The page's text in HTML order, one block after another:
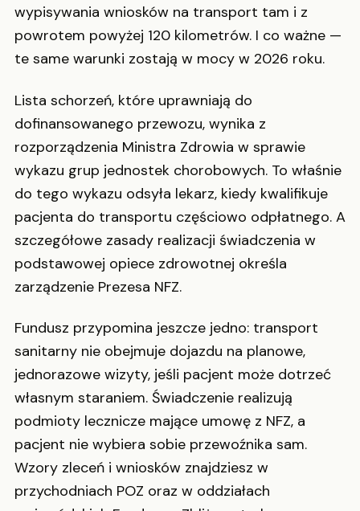
wypisywania wniosków na transport tam i z
powrotem powyżej 120 kilometrów. I co ważne —
te same warunki zostają w mocy w 2026 roku.
Lista schorzeń, które uprawniają do
dofinansowanego przewozu, wynika z
rozporządzenia Ministra Zdrowia w sprawie
wykazu grup jednostek chorobowych. To właśnie
do tego wykazu odsyła lekarz, kiedy kwalifikuje
pacjenta do transportu częściowo odpłatnego. A
szczegółowe zasady realizacji świadczenia w
podstawowej opiece zdrowotnej określa
zarządzenie Prezesa NFZ.
Fundusz przypomina jeszcze jedno: transport
sanitarny nie obejmuje dojazdu na planowe,
jednorazowe wizyty, jeśli pacjent może dotrzeć
własnym staraniem. Świadczenie realizują
podmioty lecznicze mające umowę z NFZ, a
pacjent nie wybiera sobie przewoźnika sam.
Wzory zleceń i wniosków znajdziesz w
przychodniach POZ oraz w oddziałach